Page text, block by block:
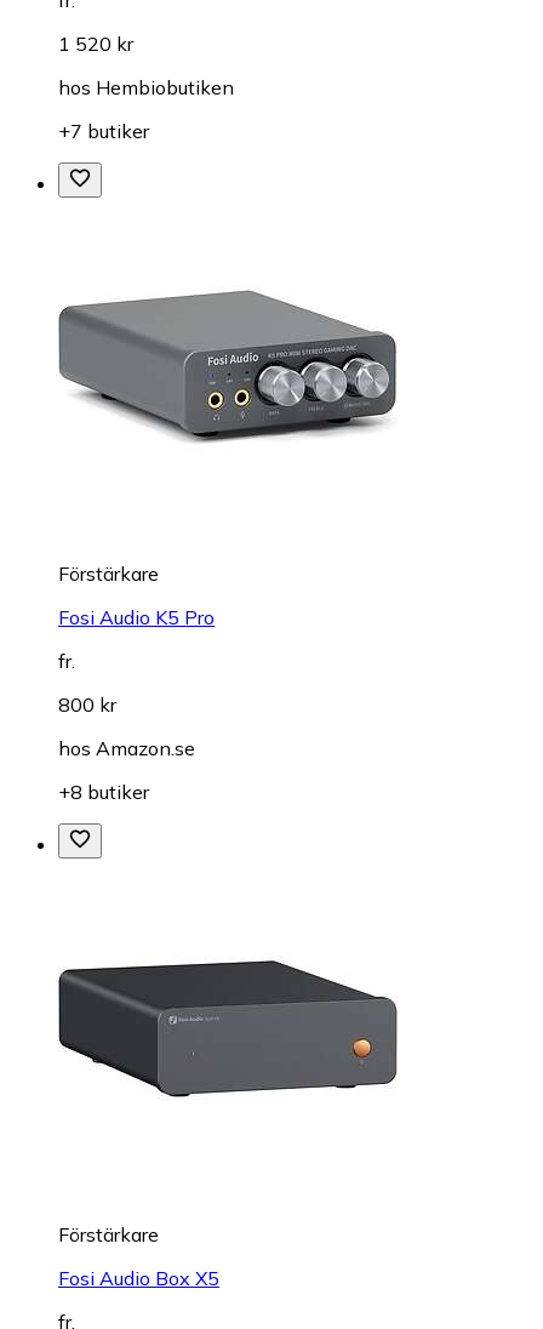
1 520 kr
hos Hembiobutiken
+7 butiker
Förstärkare
Fosi Audio K5 Pro
fr.
800 kr
hos Amazon.se
+8 butiker
Förstärkare
Fosi Audio Box X5
fr.